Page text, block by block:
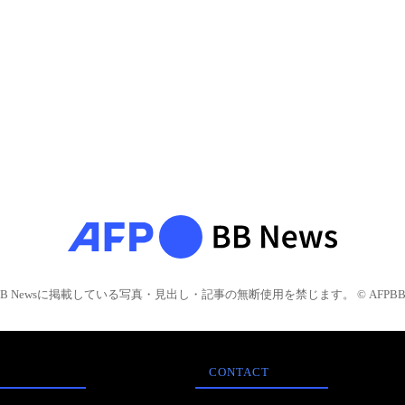
Newsに掲載している写真・見出し・記事の無断使用を禁じます。 © AFPBB
CONTACT